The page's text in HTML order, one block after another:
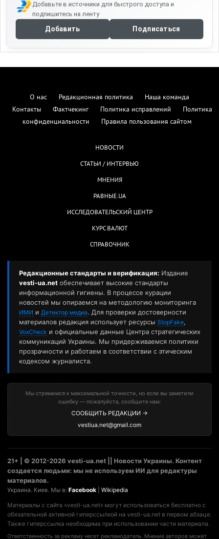
Добавьте в источники для быстрого доступа и
подпишитесь на ленту
Добавить Подписаться
О нас Редакционная политика
Наша команда
Контакты
Фактчекинг Политика исправлений
Политика
конфиденциальности
Правила пользования сайтом
НОВОСТИ
СТАТЬИ / ИНТЕРВЬЮ
МНЕНИЯ
РАВНЫЕ.UA
ИССЛЕДОВАТЕЛЬСКИЙ ЦЕНТР
КУРС ВАЛЮТ
СПРАВОЧНИК
Редакционные стандарты и верификация: Издание
vesti-ua.net обеспечивает высокие стандарты
информационной гигиены. В процессе курации
новостей мы опираемся на методологию мониторинга
ИМИ и Детектор медиа. Для проверки достоверности
материалов редакция использует ресурсы StopFake,
VoxCheck и официальные данные Центра стратегических
коммуникаций Украины. Мы придерживаемся политики
прозрачности и работаем в соответствии с этическим
кодексом журналиста.
Мы стремимся к максимальной точности, но если вы заметили
ошибку — пожалуйста, сообщите нам:
СООБЩИТЬ РЕДАКЦИИ →
vestiua.net@gmail.com
21+ | © 2012-2026 vesti-ua.net || Новости Украины. Контент
создается людьми: мы не используем ИИ для редактуры
материалов.
Украина. Киев. Мы в: Facebook Wikipedia
Материалы с сайта «vesti-ua.net» могут использоваться бесплатно с
обязательной активной гиперссылкой на vesti-ua.net в первом абзаце.
Также гиперссылка необходима при использовании части материала.
Ответственность за рекламу несет рекламодатель. Мнение авторов может